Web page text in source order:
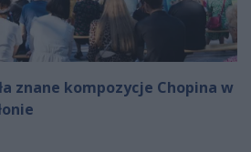
znane kompozycje Chopina w